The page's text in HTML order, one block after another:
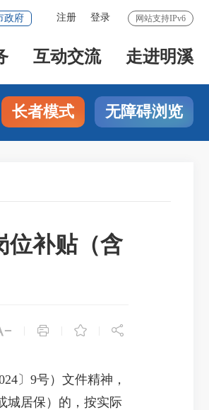
网站支持IPv6
注册 登录
政府
互动交流 走进明溪
长者模式 无障碍浏览
位补贴（含
  
〕9号）文件精神，
城居保）的，按实际